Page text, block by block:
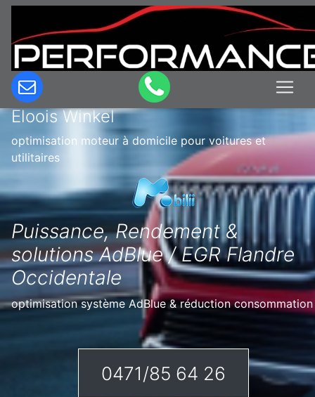
Optimisation & Reprogrammation
moteur à domicile en Belgique à Sint
Eloois Winkel
optimisation moteur à domicile pour voitures et
utilitaires
Puissance, Rendement &
solutions AdBlue / EGR Flandre
Occidentale
optimisation système AdBlue & réduction consommation
0471/85 64 26